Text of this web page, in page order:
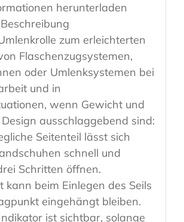
herunterladen
zum erleichterten
Flaschenzugsystemen,
oder Umlenksystemen bei
und in
wenn Gewicht und
ausschlaggebend sind:
Seitenteil lässt sich
schnell und
Schritten öffnen.
kann beim Einlegen des Seils
eingehängt bleiben.
ist sichtbar, solange